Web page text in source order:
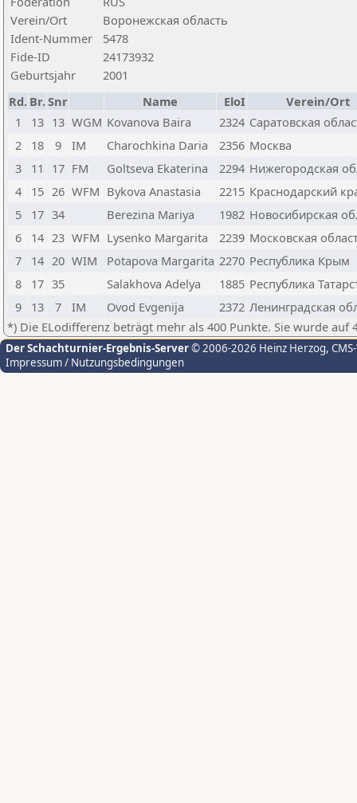
Verein/Ort
Воронежская область
Ident-Nummer
5478
Fide-ID
24173932
Geburtsjahr
2001
Rd. Br.Snr Name EloI
Verein/Ort
1
13 13 WGM Kovanova Baira 2324 Саратовская
2
18 9 IM Charochkina Daria 2356 Москва
3
11 17 FM Goltseva Ekaterina 2294 Нижегородская
4
15 26 WFM Bykova Anastasia 2215 Краснодарский
5
17 34 Berezina Mariya 1982 Новосибирская
6
14 23 WFM Lysenko Margarita 2239 Московская
7
14 20 WIM Potapova Margarita 2270 Республика Крым
8
17 35 Salakhova Adelya 1885 Республика
9
13 7 IM Ovod Evgenija 2372 Ленинградская
*) Die ELodifferenz beträgt mehr als 400 Punkte. Sie wurde auf
Der Schachturnier-Ergebnis-Server© 2006-2026 Heinz Herzog,
Impressum / Nutzungsbedingungen